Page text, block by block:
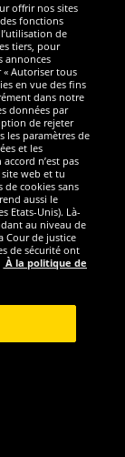
5 GTX Gore-Tex
de...
€
35,01 €
taille...
-55%
offrir nos sites
fonctions
de
tiers, pour
annonces
Autoriser tous
en vue des fins
dans notre
données par
de rejeter
les paramètres de
et les
n’est pas
web et tu
cookies sans
aussi le
Etats-Unis). Là-
au niveau de
Cour de justice
de sécurité ont
À la politique de